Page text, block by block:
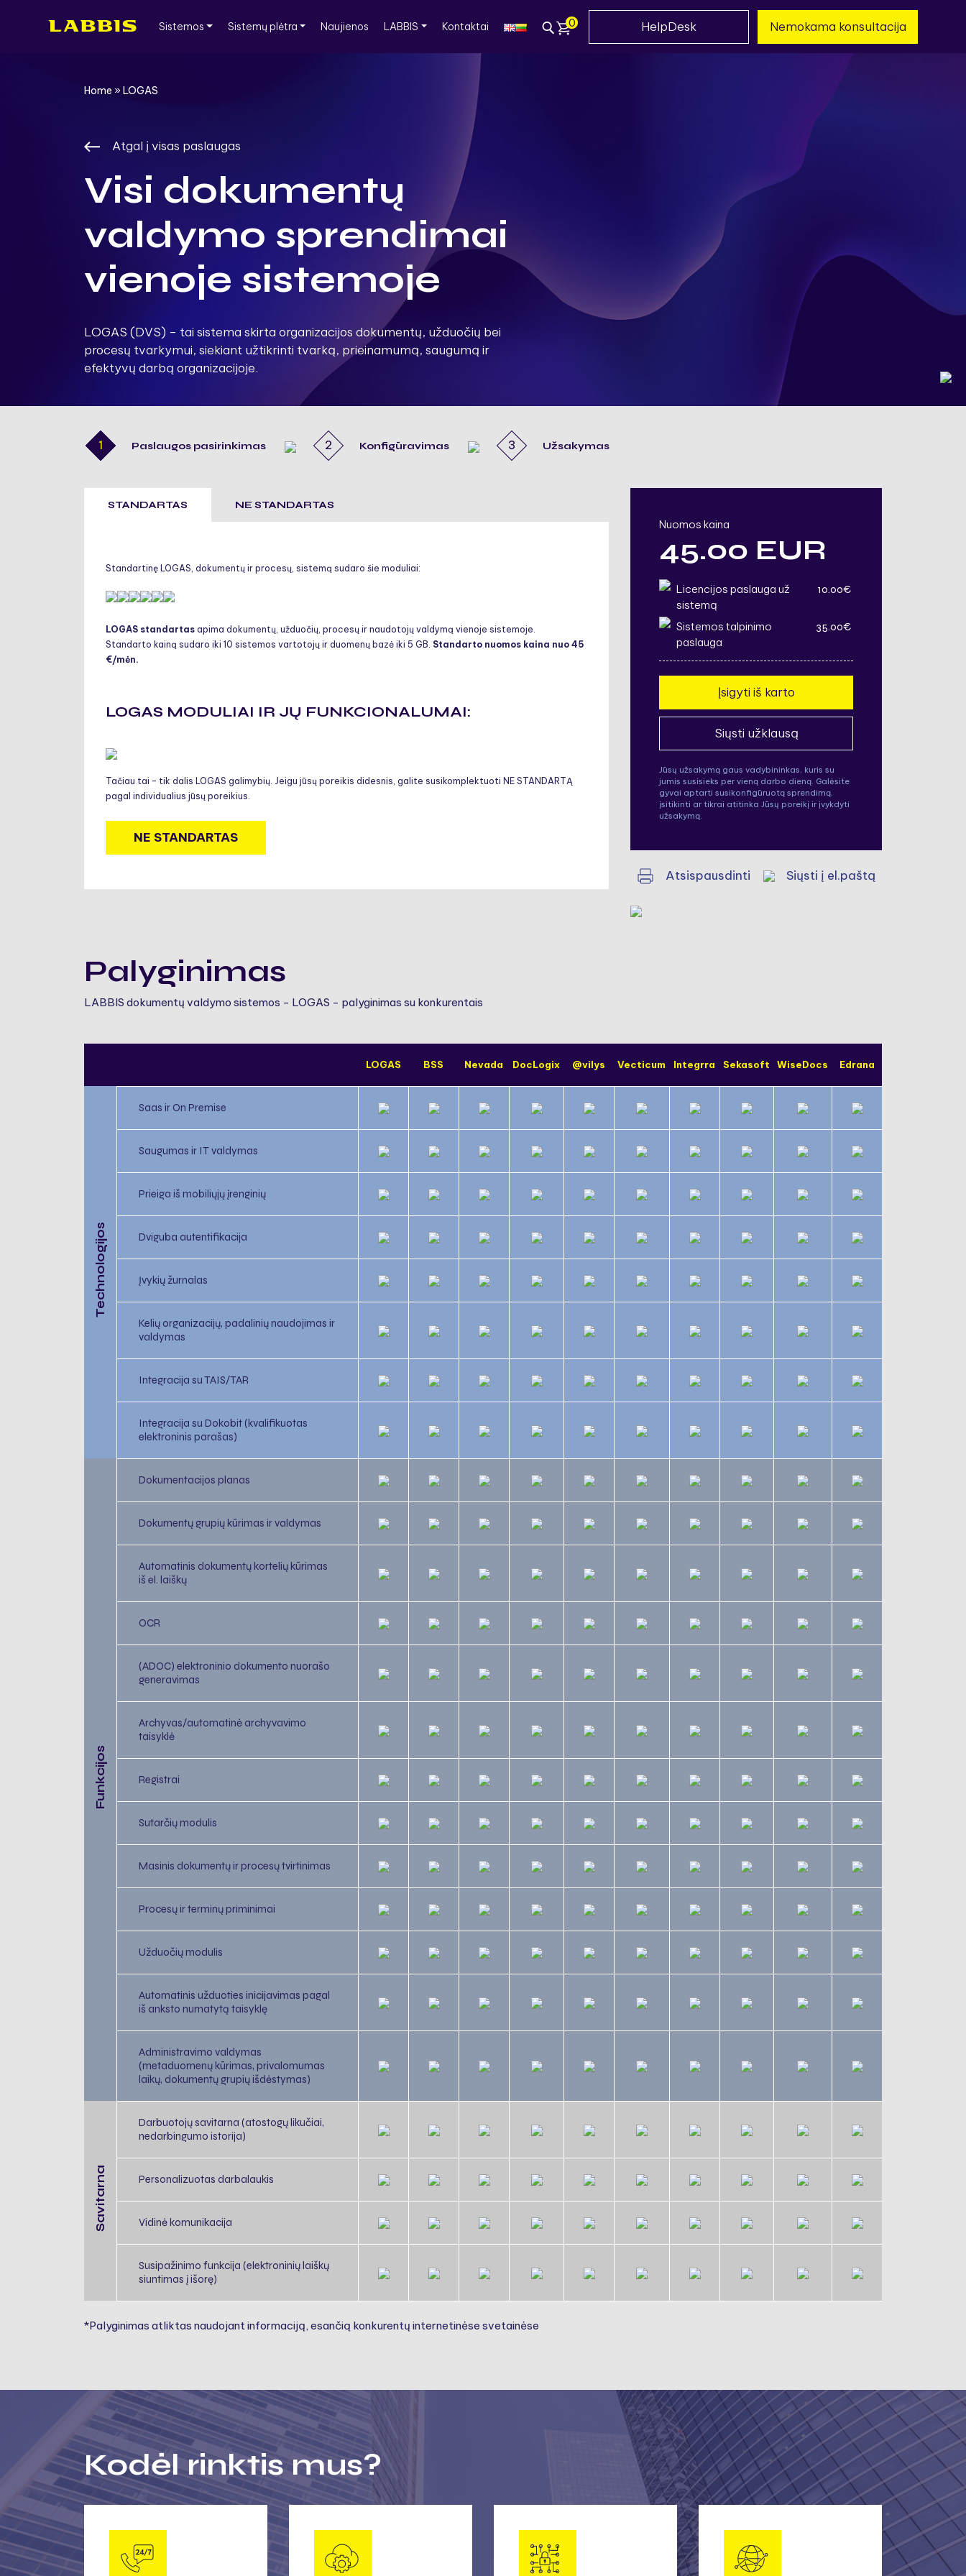
Sistemos Sistemų plėtra Naujienos LABBIS Kontaktai 0 HelpDesk Nemokama konsultacija
Home »LOGAS
Atgal į visas paslaugas
Visi dokumentų
valdymo sprendimai
vienoje sistemoje
LOGAS (DVS) – tai sistema skirta organizacijos dokumentų, užduočių bei
procesų tvarkymui, siekiant užtikrinti tvarką, prieinamumą, saugumą ir
efektyvų darbą organizacijoje.
1 Paslaugos pasirinkimas 2 Konfigūravimas 3 Užsakymas
STANDARTAS NE STANDARTAS
Standartinę LOGAS, dokumentų ir procesų, sistemą sudaro šie moduliai:
LOGAS standartas apima dokumentų, užduočių, procesų ir naudotojų valdymą vienoje sistemoje.
Standarto kainą sudaro iki 10 sistemos vartotojų ir duomenų bazė iki 5 GB. Standarto nuomos kaina nuo 45
€/mėn.
LOGAS MODULIAI IR JŲ FUNKCIONALUMAI:
Tačiau tai – tik dalis LOGAS galimybių. Jeigu jūsų poreikis didesnis, galite susikomplektuoti NE STANDARTĄ
pagal individualius jūsų poreikius.
NE STANDARTAS
Nuomos kaina
45.00 EUR
Licencijos paslauga už
sistemą
10.00€
Sistemos talpinimo
paslauga
35.00€
Jūsų užsakymą gaus vadybininkas, kuris su
jumis susisieks per vieną darbo dieną. Galėsite
gyvai aptarti susikonfigūruotą sprendimą,
įsitikinti ar tikrai atitinka Jūsų poreikį ir įvykdyti
užsakymą.
Atsispausdinti Siųsti į el.paštą
Palyginimas
LABBIS dokumentų valdymo sistemos - LOGAS - palyginimas su konkurentais
LOGAS BSS Nevada DocLogix @vilys Vecticum Integrra Sekasoft WiseDocs Edrana
Technologijos
Saas ir On Premise
Saugumas ir IT valdymas
Prieiga iš mobiliųjų įrenginių
Dviguba autentifikacija
Įvykių žurnalas
Kelių organizacijų, padalinių naudojimas ir
valdymas
Integracija su TAIS/TAR
Integracija su Dokobit (kvalifikuotas
elektroninis parašas)
Funkcijos
Dokumentacijos planas
Dokumentų grupių kūrimas ir valdymas
Automatinis dokumentų kortelių kūrimas
iš el. laiškų
OCR
(ADOC) elektroninio dokumento nuorašo
generavimas
Archyvas/automatinė archyvavimo
taisyklė
Registrai
Sutarčių modulis
Masinis dokumentų ir procesų tvirtinimas
Procesų ir terminų priminimai
Užduočių modulis
Automatinis užduoties inicijavimas pagal
iš anksto numatytą taisyklę
Administravimo valdymas
(metaduomenų kūrimas, privalomumas
laikų, dokumentų grupių išdėstymas)
Savitarna
Darbuotojų savitarna (atostogų likučiai,
nedarbingumo istorija)
Personalizuotas darbalaukis
Vidinė komunikacija
Susipažinimo funkcija (elektroninių laiškų
siuntimas į išorę)
*Palyginimas atliktas naudojant informaciją, esančią konkurentų internetinėse svetainėse
Kodėl rinktis mus?